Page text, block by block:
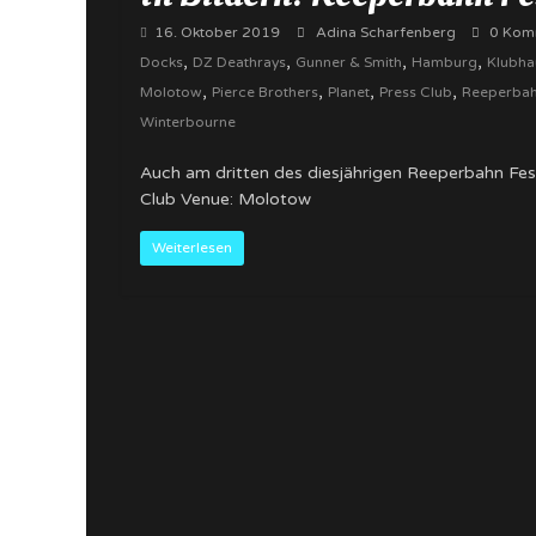
16. Oktober 2019 Adina Scharfenberg 0
Docks, DZ Deathrays, Gunner & Smith, Hamburg,
Molotow, Pierce Brothers, Planet, Press Club,
Winterbourne
Auch am dritten des diesjährigen Reeperbahn
Club Venue: Molotow
Weiterlesen